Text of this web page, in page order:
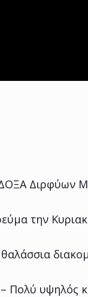
Διρφύων
την
Πολύ υψηλός